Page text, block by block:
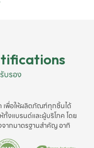
บรอง
เพื่อให้ผลิตภัณฑ์ทุกชิ้นได้
ทั้งแบรนด์และผู้บริโภค โดย
จากมาตรฐานสำคัญ อาทิ